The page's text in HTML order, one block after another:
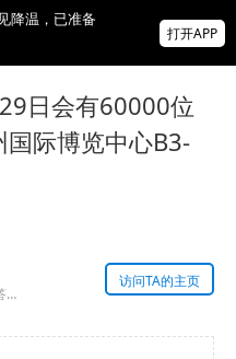
降温，已准备
标普纳指高位
打开APP
日会有60000位
际博览中心B3-
上海有色网资讯中心，在线回答您的提问！
访问TA的主页